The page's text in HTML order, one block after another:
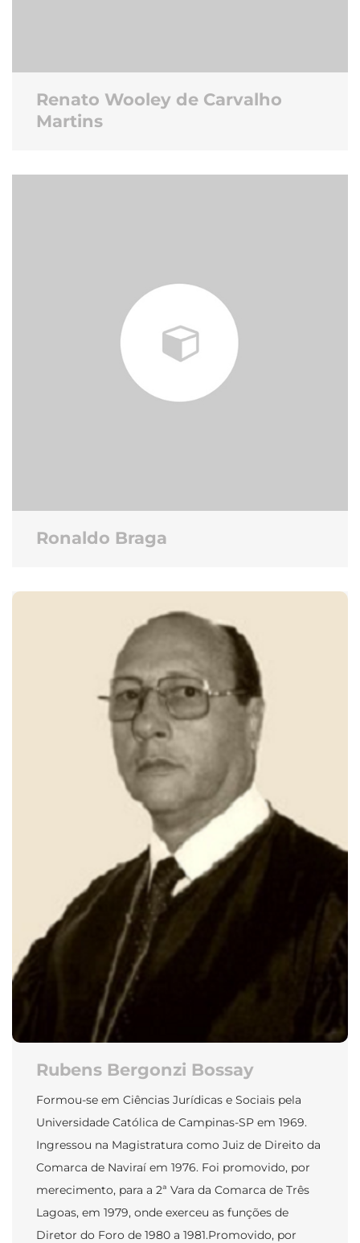
Renato Wooley de Carvalho
Martins
Ronaldo Braga
Rubens Bergonzi Bossay
Formou-se em Ciências Jurídicas e Sociais pela
Universidade Católica de Campinas-SP em 1969.
Ingressou na Magistratura como Juiz de Direito da
Comarca de Naviraí em 1976. Foi promovido, por
merecimento, para a 2ª Vara da Comarca de Três
Lagoas, em 1979, onde exerceu as funções de
Diretor do Foro de 1980 a 1981.Promovido, por